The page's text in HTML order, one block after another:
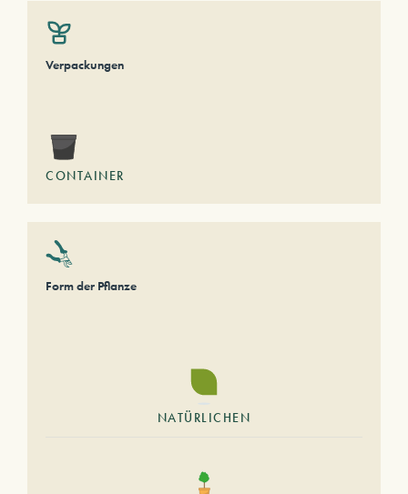
Verpackungen
CONTAINER
Form der Pflanze
NATÜRLICHEN